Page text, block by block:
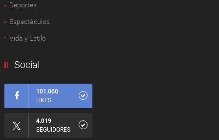
Deportes
Espectàculos
Vida y Estilo
Social
101,000
LIKES
4.019
SEGUIDORES